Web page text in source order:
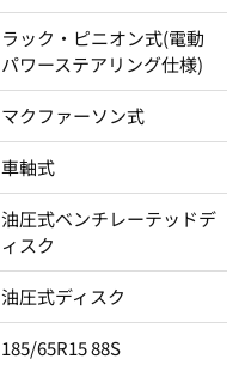
ラック・ピニオン式(電動
パワーステアリング仕様)
マクファーソン式
車軸式
油圧式ベンチレーテッドデ
ィスク
油圧式ディスク
185/65R15 88S